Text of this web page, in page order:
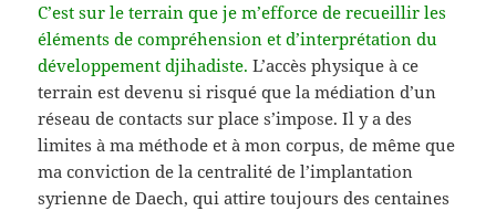
C’est sur le terrain que je m’efforce de recueillir les
éléments de compréhension et d’interprétation du
développement djihadiste. L’accès physique à ce
terrain est devenu si risqué que la médiation d’un
réseau de contacts sur place s’impose. Il y a des
limites à ma méthode et à mon corpus, de même que
ma conviction de la centralité de l’implantation
syrienne de Daech, qui attire toujours des centaines